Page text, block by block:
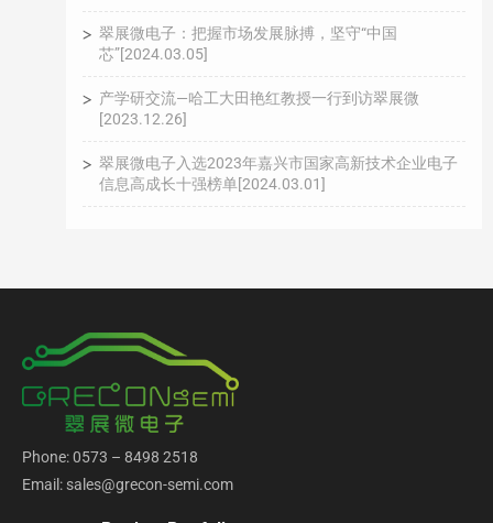
翠展微电子：把握市场发展脉搏，坚守“中国
芯”[2024.03.05]
产学研交流—哈工大田艳红教授一行到访翠展微
[2023.12.26]
翠展微电子入选2023年嘉兴市国家高新技术企业电子
信息高成长十强榜单[2024.03.01]
Phone: 0573 – 8498 2518
Email: sales@grecon-semi.com